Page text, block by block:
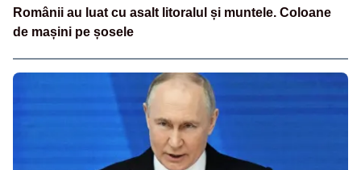
Românii au luat cu asalt litoralul și muntele. Coloane
de mașini pe șosele